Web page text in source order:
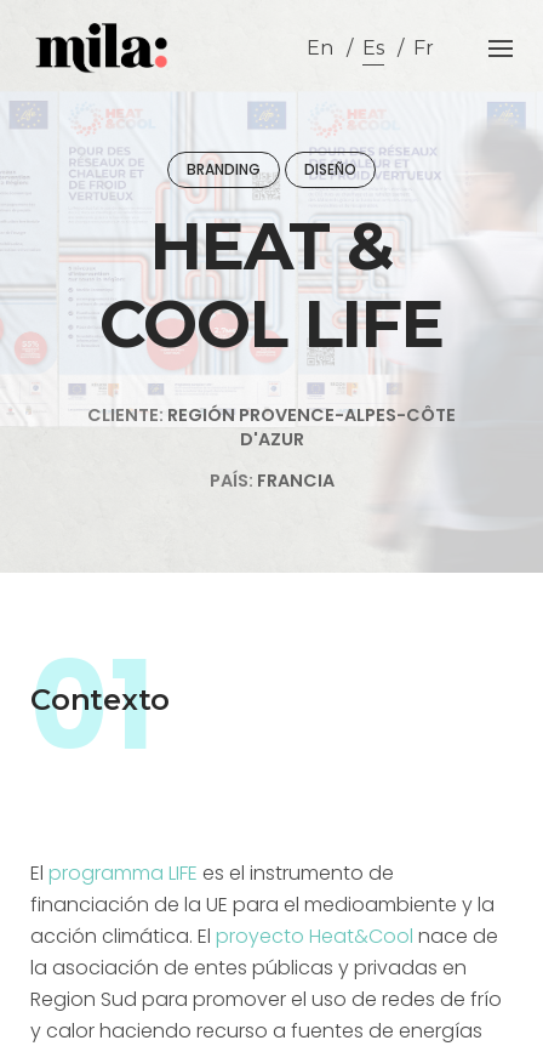
content
En Es Fr
BRANDING DISEÑO
HEAT &
COOL LIFE
CLIENTE: REGIÓN PROVENCE-ALPES-CÔTE
D'AZUR
PAÍS: FRANCIA
01
Contexto
El programma LIFE es el instrumento de
financiación de la UE para el medioambiente y la
acción climática. El proyecto Heat&Cool nace de
la asociación de entes públicas y privadas en
Region Sud para promover el uso de redes de frío
y calor haciendo recurso a fuentes de energías